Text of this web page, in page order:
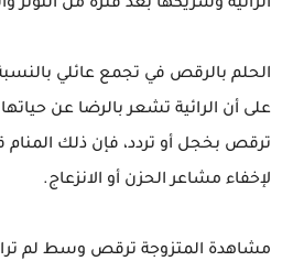
الرائية وشريكها بعد فترة من التوتر
الحلم بالرقص في تجمع عائلي
على أن الرائية تشعر بالرضا عن حياتها
ترقص بخجل أو تردد، فإن ذلك المنام
لإخفاء مشاعر الحزن أو الانزعاج.
مشاهدة المتزوجة ترقص وسط لم